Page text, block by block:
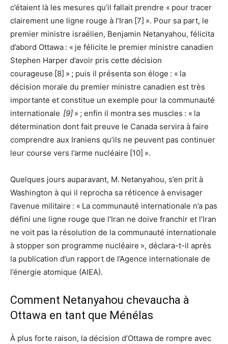
c’étaient là les mesures qu’il fallait prendre « pour tracer
clairement une ligne rouge à l’Iran [7] ». Pour sa part, le
premier ministre israélien, Benjamin Netanyahou, félicita
d’abord Ottawa : « je félicite le premier ministre canadien
Stephen Harper d’avoir pris cette décision
courageuse [8] » ; puis il présenta son éloge : « la
décision morale du premier ministre canadien est très
importante et constitue un exemple pour la communauté
internationale [9] » ; enfin il montra ses muscles : « la
détermination dont fait preuve le Canada servira à faire
comprendre aux Iraniens qu’ils ne peuvent pas continuer
leur course vers l’arme nucléaire [10] ».
Quelques jours auparavant, M. Netanyahou, s’en prit à
Washington à qui il reprocha sa réticence à envisager
l’avenue militaire : « La communauté internationale n’a pas
défini une ligne rouge que l’Iran ne doive franchir et l’Iran
ne voit pas la résolution de la communauté internationale
à stopper son programme nucléaire », déclara-t-il après
la publication d’un rapport de l’Agence internationale de
l’énergie atomique (AIEA).
Comment Netanyahou chevaucha à
Ottawa en tant que Ménélas
À plus forte raison, la décision d’Ottawa de rompre avec